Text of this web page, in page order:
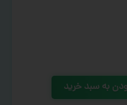
به سبد خرید